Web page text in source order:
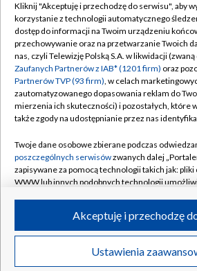
TVP
Abonament TVP
Emisja w TVP
Centrum informacji TVP
Naziemna Telewizja Cyfrowa
Rada Programowa
System NOS
Informacje o nadawcy
Program dla prasy
Ogłoszenie przetargowe
Regulamin TVP
Polityka
Moje zgody
Pomoc
Kontakt
Kanały
©2026 Telewizja Polska S.A.
Kliknij "Akceptuję i przechodzę do serwisu", aby
korzystanie z technologii automatycznego
dostęp do informacji na Twoim urządzeniu
przechowywanie oraz na przetwarzanie Twoich
nas, czyli Telewizję Polską S.A. w likwidacji
Zaufanych Partnerów z IAB* (1201 firm) oraz
Partnerów TVP (93 firm), w celach
zautomatyzowanego dopasowania reklam do
mierzenia ich skuteczności) i pozostałych, które
także zgody na udostępnianie przez nas
Twoje dane osobowe zbierane podczas
poszczególnych serwisówzwanych dalej
zapisywane za pomocą technologii takich jak:
WWW lub innych podobnych technologii
ruchu w Internecie.
Twoje dane osobowe zbierane podczas
poszczególnych serwisówna Portalu, takie jak
Ustawienia
Akceptuję i przechodzę